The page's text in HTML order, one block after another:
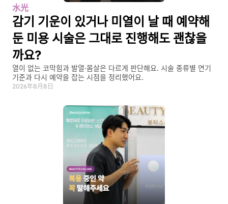
水光
감기 기운이 있거나 미열이 날 때 예약해
둔 미용 시술은 그대로 진행해도 괜찮을
까요?
열이 없는 코막힘과 발열·몸살은 다르게 판단해요. 시술 종류별 연기
기준과 다시 예약을 잡는 시점을 정리했어요.
2026年8月8日